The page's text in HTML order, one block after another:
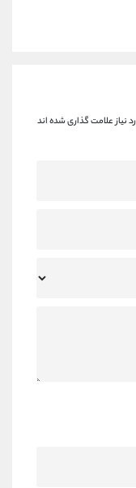
علامت گذاری شده اند